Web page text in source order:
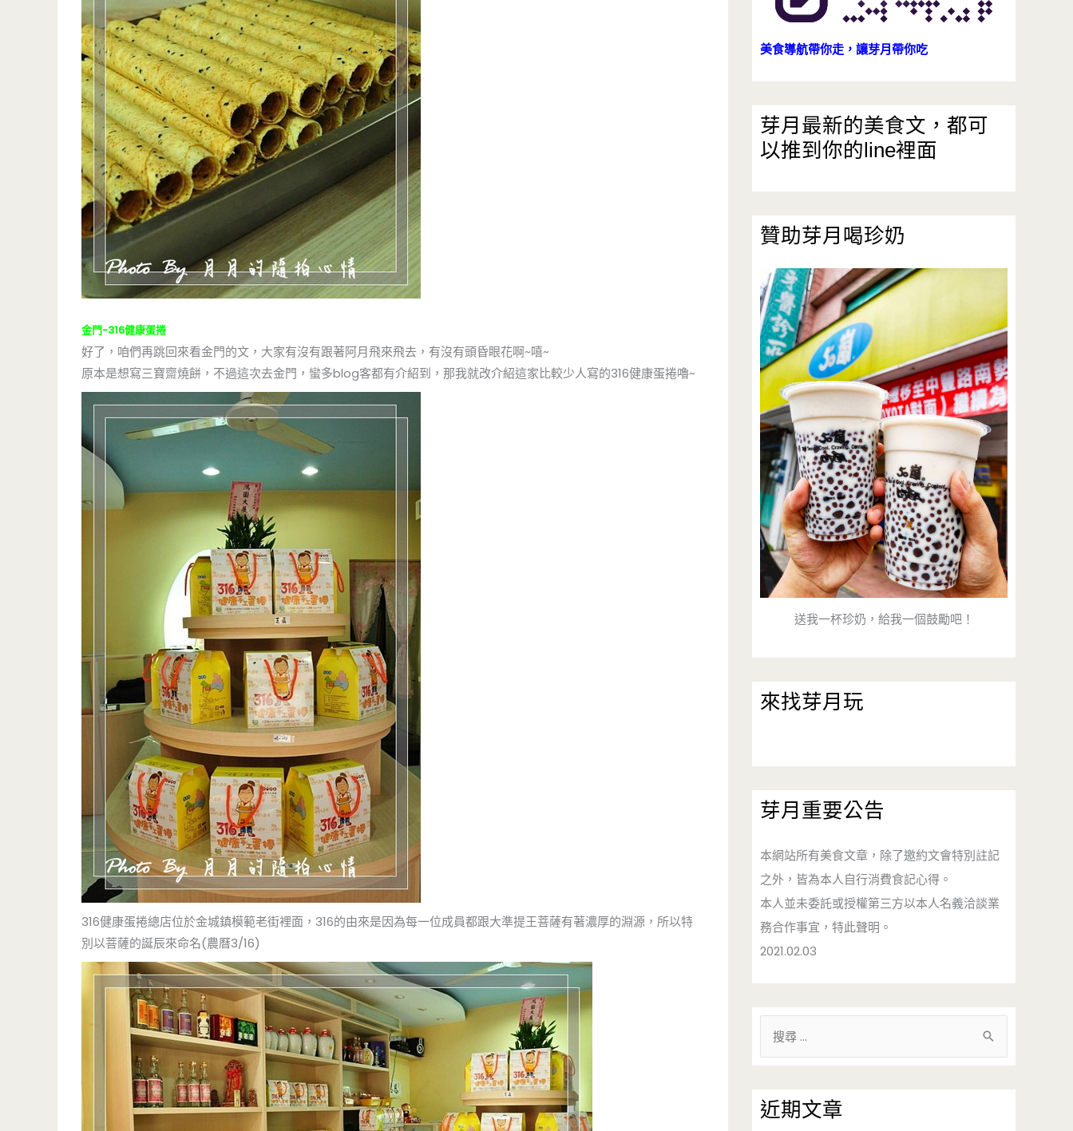
金門-316健康蛋捲
好了，咱們再跳回來看金門的文，大家有沒有跟著阿月飛來飛去，有沒有頭昏眼花啊~嘻~
原本是想寫三寶齋燒餅，不過這次去金門，蠻多blog客都有介紹到，那我就改介紹這家比較少人寫的316健康蛋捲嚕~
316健康蛋捲總店位於金城鎮模範老街裡面，316的由來是因為每一位成員都跟大準提王菩薩有著濃厚的淵源，所以特
別以菩薩的誕辰來命名(農曆3/16)
美食導航帶你走，讓芽月帶你吃
芽月最新的美食文，都可
以推到你的line裡面
贊助芽月喝珍奶
送我一杯珍奶，給我一個鼓勵吧！
來找芽月玩
芽月重要公告
本網站所有美食文章，除了邀約文會特別註記
之外，皆為本人自行消費食記心得。
本人並未委託或授權第三方以本人名義洽談業
務合作事宜，特此聲明。
2021.02.03
鍵
字
近期文章